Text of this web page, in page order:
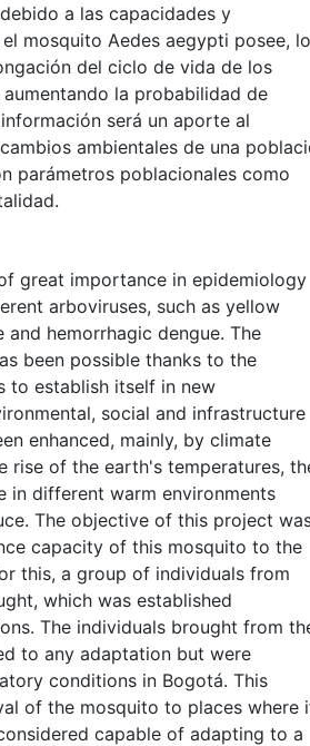
a las capacidades y
mosquito Aedes aegypti posee, lo
del ciclo de vida de los
la probabilidad de
será un aporte al
ambientales de una
parámetros poblacionales como
great importance in epidemiology
arboviruses, such as yellow
and hemorrhagic dengue. The
been possible thanks to the
to establish itself in new
social and infrastructure
enhanced, mainly, by climate
rise of the earth's temperatures,
in different warm environments
The objective of this project
capacity of this mosquito to the
this, a group of individuals from
which was established
The individuals brought from
to any adaptation but were
conditions in Bogotá. This
of the mosquito to places where
capable of adapting to a